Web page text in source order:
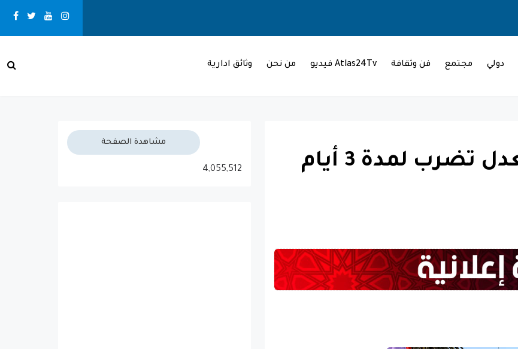
دولي مجتمع فن وثقافة Atlas24Tv فيديو من نحن وثائق ادارية
النقابة الديمقراطية للعدل تضرب لمدة 3 أيام
مشاهدة الصفحة
4,055,512